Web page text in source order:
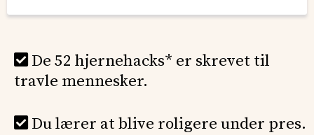
De 52 hjernehacks* er skrevet til
travle mennesker.
Du lærer at blive roligere under pres.